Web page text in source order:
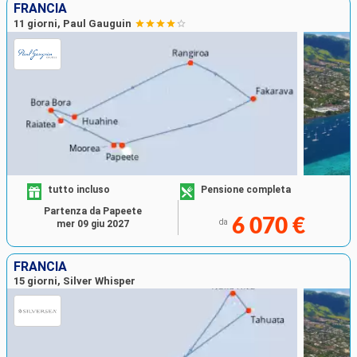
FRANCIA
11 giorni, Paul Gauguin
tutto incluso Pensione completa
da 6 070 €
Partenza da Papeete
mer 09 giu 2027
FRANCIA
15 giorni, Silver Whisper